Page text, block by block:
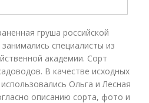
груша российской
специалисты из
академии. Сорт
В качестве исходных
Ольга и Лесная
описанию сорта, фото и